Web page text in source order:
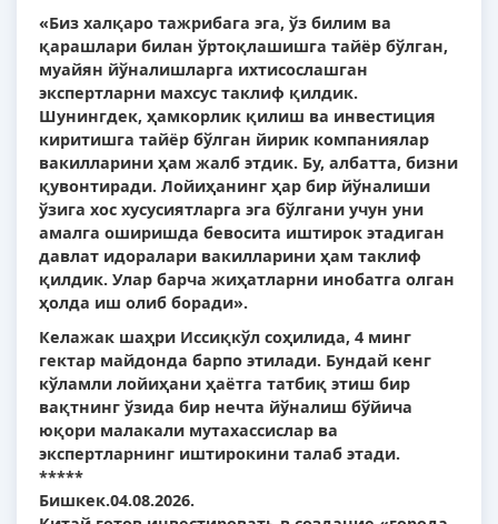
«Биз халқаро тажрибага эга, ўз билим ва
қарашлари билан ўртоқлашишга тайёр бўлган,
муайян йўналишларга ихтисослашган
экспертларни махсус таклиф қилдик.
Шунингдек, ҳамкорлик қилиш ва инвестиция
киритишга тайёр бўлган йирик компаниялар
вакилларини ҳам жалб этдик. Бу, албатта, бизни
қувонтиради. Лойиҳанинг ҳар бир йўналиши
ўзига хос хусусиятларга эга бўлгани учун уни
амалга оширишда бевосита иштирок этадиган
давлат идоралари вакилларини ҳам таклиф
қилдик. Улар барча жиҳатларни инобатга олган
ҳолда иш олиб боради».
Келажак шаҳри Иссиқкўл соҳилида, 4 минг
гектар майдонда барпо этилади. Бундай кенг
кўламли лойиҳани ҳаётга татбиқ этиш бир
вақтнинг ўзида бир нечта йўналиш бўйича
юқори малакали мутахассислар ва
экспертларнинг иштирокини талаб этади.
*****
Бишкек.04.08.2026.